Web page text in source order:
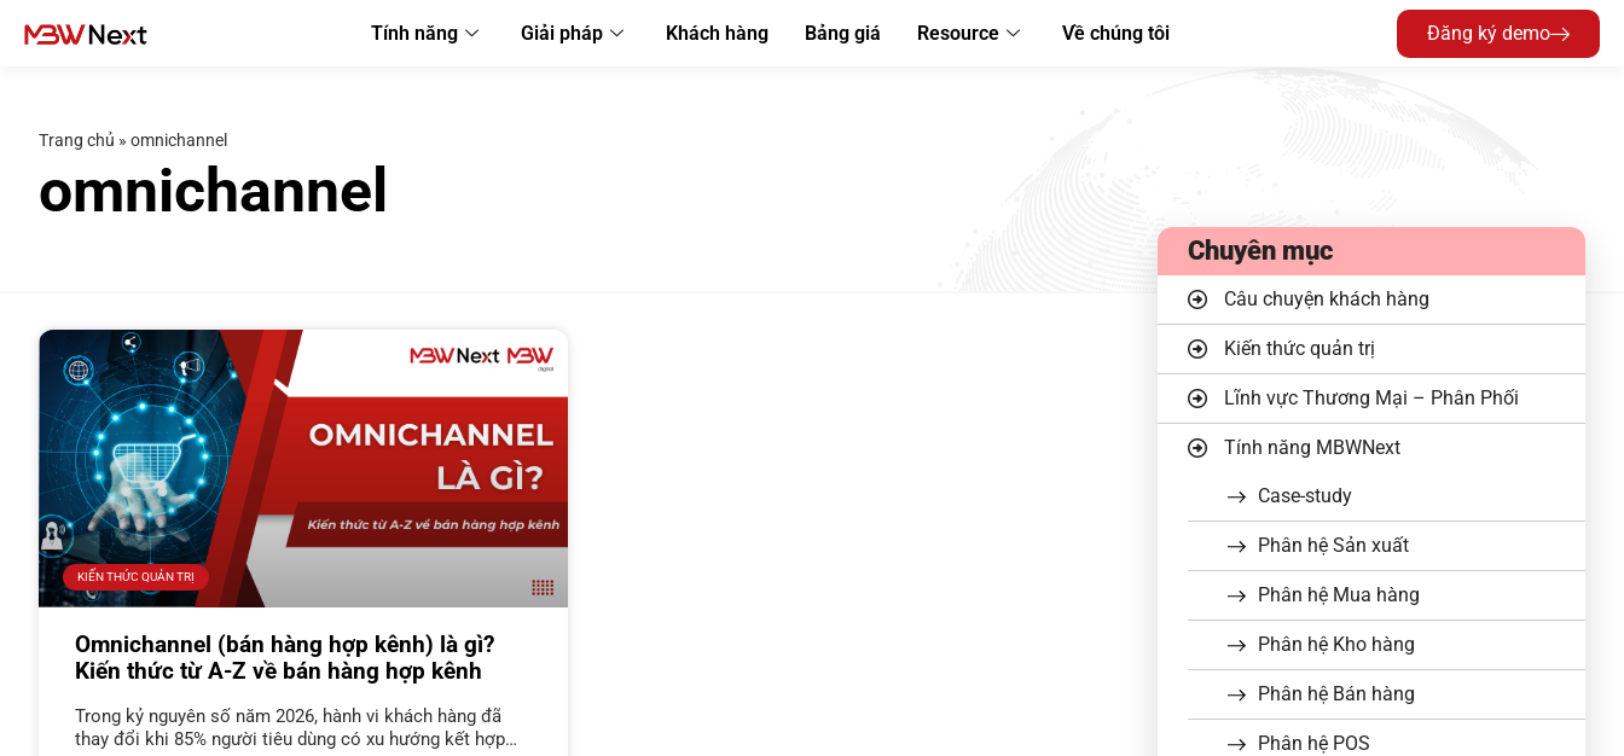
Tính năng Giải pháp Khách hàng Bảng giá Resource Về chúng tôi Đăng ký demo
Trang chủ » omnichannel
omnichannel
KIẾN THỨC QUẢN TRỊ
Omnichannel (bán hàng hợp kênh) là gì?
Kiến thức từ A-Z về bán hàng hợp kênh
Trong kỷ nguyên số năm 2026, hành vi khách hàng đã
thay đổi khi 85% người tiêu dùng có xu hướng kết hợp
Chuyên mục
Câu chuyện khách hàng
Kiến thức quản trị
Lĩnh vực Thương Mại – Phân Phối
Tính năng MBWNext
Case-study
Phân hệ Sản xuất
Phân hệ Mua hàng
Phân hệ Kho hàng
Phân hệ Bán hàng
Phân hệ POS